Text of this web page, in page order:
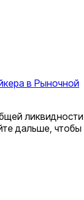
в Рыночной
ликвидности
дальше, чтобы